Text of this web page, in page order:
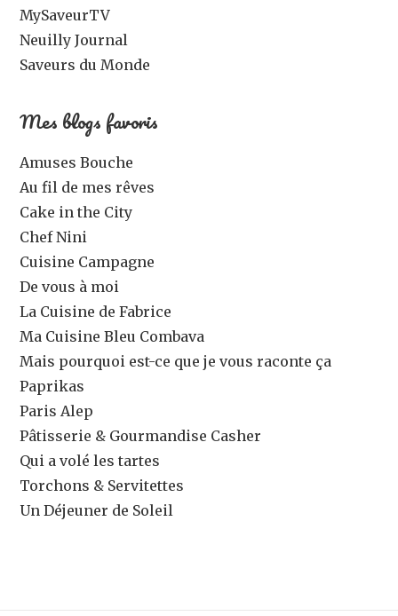
MySaveurTV
Neuilly Journal
Saveurs du Monde
Mes blogs favoris
Amuses Bouche
Au fil de mes rêves
Cake in the City
Chef Nini
Cuisine Campagne
De vous à moi
La Cuisine de Fabrice
Ma Cuisine Bleu Combava
Mais pourquoi est-ce que je vous raconte ça
Paprikas
Paris Alep
Pâtisserie & Gourmandise Casher
Qui a volé les tartes
Torchons & Servitettes
Un Déjeuner de Soleil